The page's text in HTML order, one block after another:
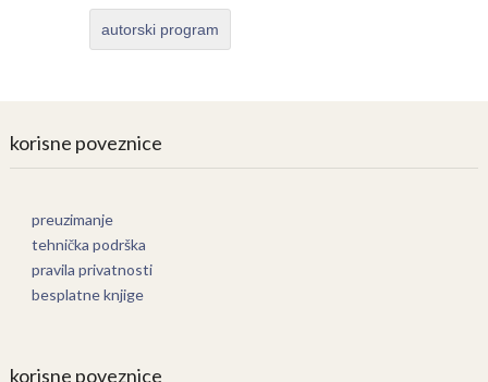
autorski program
korisne poveznice
preuzimanje
tehnička podrška
pravila privatnosti
besplatne knjige
korisne poveznice